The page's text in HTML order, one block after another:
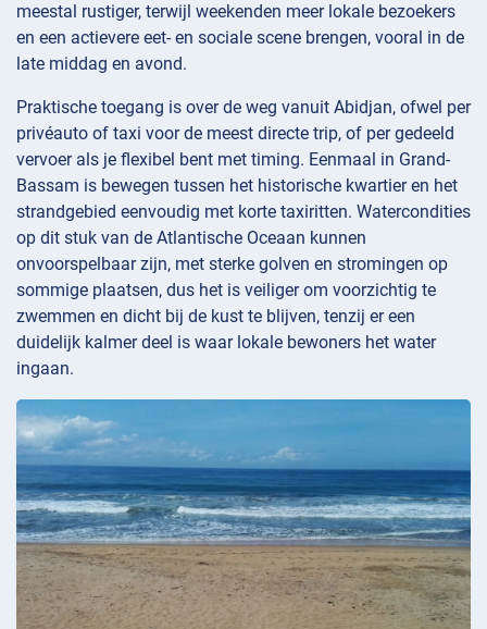
meestal rustiger, terwijl weekenden meer lokale bezoekers
en een actievere eet- en sociale scene brengen, vooral in de
late middag en avond.
Praktische toegang is over de weg vanuit Abidjan, ofwel per
privéauto of taxi voor de meest directe trip, of per gedeeld
vervoer als je flexibel bent met timing. Eenmaal in Grand-
Bassam is bewegen tussen het historische kwartier en het
strandgebied eenvoudig met korte taxiritten. Watercondities
op dit stuk van de Atlantische Oceaan kunnen
onvoorspelbaar zijn, met sterke golven en stromingen op
sommige plaatsen, dus het is veiliger om voorzichtig te
zwemmen en dicht bij de kust te blijven, tenzij er een
duidelijk kalmer deel is waar lokale bewoners het water
ingaan.